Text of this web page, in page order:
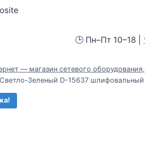
🕒 Пн–Пт 10–18 |
— магазин сетевого
Зеленый D-15637 шлифовальный